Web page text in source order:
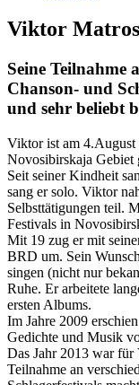
Viktor
Seine Teilnahme
Chanson- und
und sehr beliebt
Viktor ist am
Novosibirskaja Gebiet
Seit seiner Kindheit
sang er solo. Viktor
Selbsttätigungen teil.
Festivals in
Mit 19 zug er mit
BRD um. Sein
singen (nicht nur
Ruhe. Er arbeitete
ersten Albums.
Im Jahre 2009
Gedichte und Musik
Das Jahr 2013 war für
Teilnahme an